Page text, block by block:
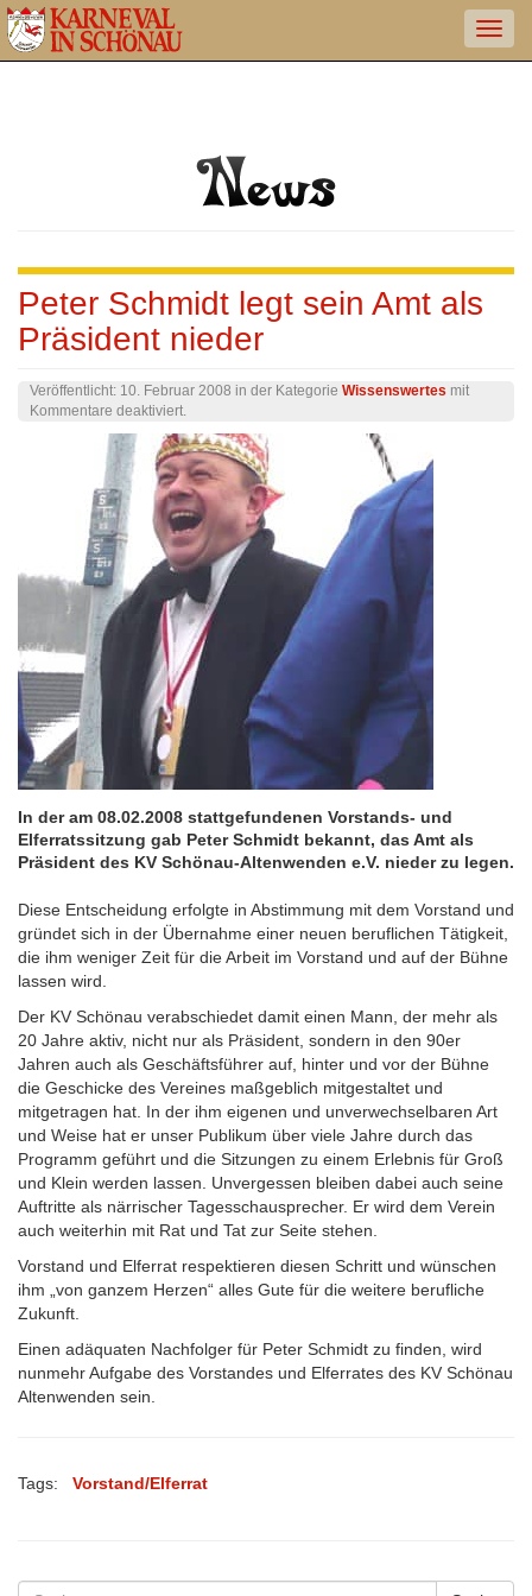
Peter Schmidt legt sein Amt als
Präsident nieder
Veröffentlicht: 10. Februar 2008 in der Kategorie Wissenswertes mit
Kommentare deaktiviertfür
Peter
Schmidt
legt
sein
Amt
als
Präsident
nieder
.
In der am 08.02.2008 stattgefundenen Vorstands- und
Elferratssitzung gab Peter Schmidt bekannt, das Amt als
Präsident des KV Schönau-Altenwenden e.V. nieder zu legen.
Diese Entscheidung erfolgte in Abstimmung mit dem Vorstand und
gründet sich in der Übernahme einer neuen beruflichen Tätigkeit,
die ihm weniger Zeit für die Arbeit im Vorstand und auf der Bühne
lassen wird.
Der KV Schönau verabschiedet damit einen Mann, der mehr als
20 Jahre aktiv, nicht nur als Präsident, sondern in den 90er
Jahren auch als Geschäftsführer auf, hinter und vor der Bühne
die Geschicke des Vereines maßgeblich mitgestaltet und
mitgetragen hat. In der ihm eigenen und unverwechselbaren Art
und Weise hat er unser Publikum über viele Jahre durch das
Programm geführt und die Sitzungen zu einem Erlebnis für Groß
und Klein werden lassen. Unvergessen bleiben dabei auch seine
Auftritte als närrischer Tagesschausprecher. Er wird dem Verein
auch weiterhin mit Rat und Tat zur Seite stehen.
Vorstand und Elferrat respektieren diesen Schritt und wünschen
ihm „von ganzem Herzen“ alles Gute für die weitere berufliche
Zukunft.
Einen adäquaten Nachfolger für Peter Schmidt zu finden, wird
nunmehr Aufgabe des Vorstandes und Elferrates des KV Schönau
Altenwenden sein.
Tags: Vorstand/Elferrat